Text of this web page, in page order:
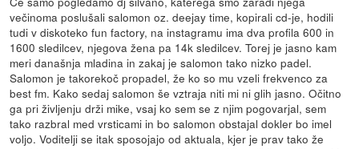
večinoma poslušali salomon oz. deejay time, kopirali cd-je, hodili
tudi v diskoteko fun factory, na instagramu ima dva profila 600 in
1600 sledilcev, njegova žena pa 14k sledilcev. Torej je jasno kam
meri današnja mladina in zakaj je salomon tako nizko padel.
Salomon je takorekoč propadel, že ko so mu vzeli frekvenco za
best fm. Kako sedaj salomon še vztraja niti mi ni glih jasno. Očitno
ga pri življenju drži mike, vsaj ko sem se z njim pogovarjal, sem
tako razbral med vrsticami in bo salomon obstajal dokler bo imel
voljo. Voditelji se itak sposojajo od aktuala, kjer je prav tako že